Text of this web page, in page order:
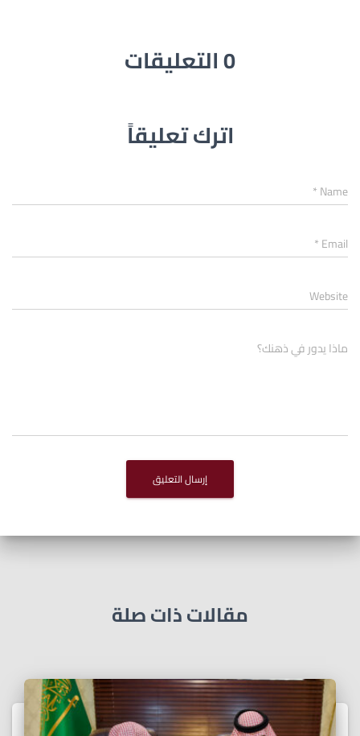
0 التعليقات
اترك تعليقاً
Name
*
Email
*
Website
ماذا يدور في ذهنك؟
مقالات ذات صلة